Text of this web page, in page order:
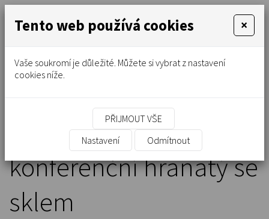
02x556 Stolek
konferenční hranatý se
sklem
Tento web používá cookies ×
Vaše soukromí je důležité. Můžete si vybrat z nastavení
cookies níže.
PŘIJMOUT VŠE
Nastavení
Odmítnout